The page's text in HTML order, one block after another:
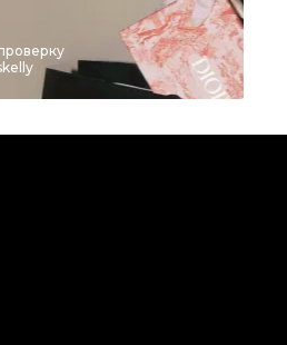
Спортивные костюмы
PHILIPP PLEIN
Хлопок